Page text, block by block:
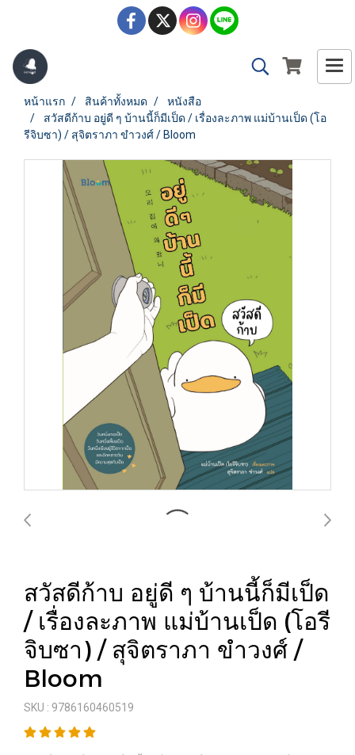
หน้าแรก สินค้าทั้งหมด
หนังสือ
สวัสดีก้าบ อยู่ดี ๆ บ้านนี้ก็มีเป็ด / เรื่องละภาพ แม่บ้านเป็ด (โอ
รีจิบซา) / สุจิตราภา ขำวงศ์ / Bloom
สวัสดีก้าบ อยู่ดี ๆ บ้านนี้ก็มีเป็ด
/ เรื่องละภาพ แม่บ้านเป็ด (โอรี
จิบซา) / สุจิตราภา ขำวงศ์ /
Bloom
SKU : 9786160460519